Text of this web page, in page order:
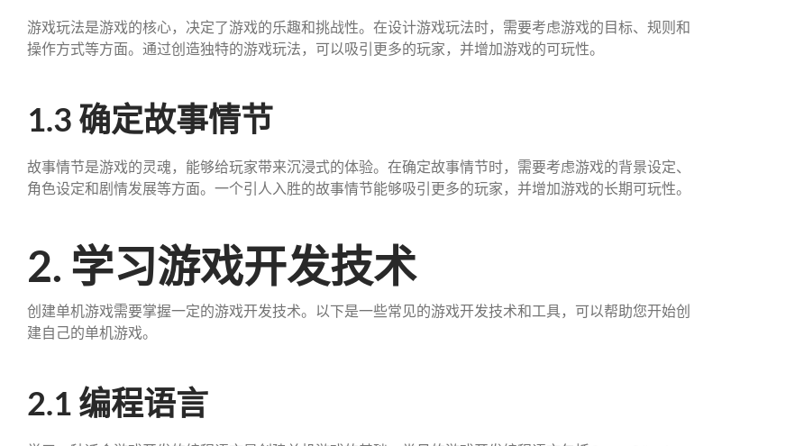
游戏玩法是游戏的核心，决定了游戏的乐趣和挑战性。在设计游戏玩法时，需要考虑游戏的目标、规则和
操作方式等方面。通过创造独特的游戏玩法，可以吸引更多的玩家，并增加游戏的可玩性。
1.3 确定故事情节
故事情节是游戏的灵魂，能够给玩家带来沉浸式的体验。在确定故事情节时，需要考虑游戏的背景设定、
角色设定和剧情发展等方面。一个引人入胜的故事情节能够吸引更多的玩家，并增加游戏的长期可玩性。
2. 学习游戏开发技术
创建单机游戏需要掌握一定的游戏开发技术。以下是一些常见的游戏开发技术和工具，可以帮助您开始创
建自己的单机游戏。
2.1 编程语言